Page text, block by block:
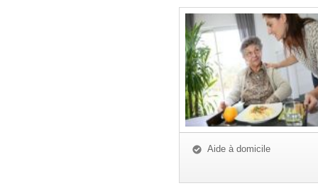
Aide à domicile